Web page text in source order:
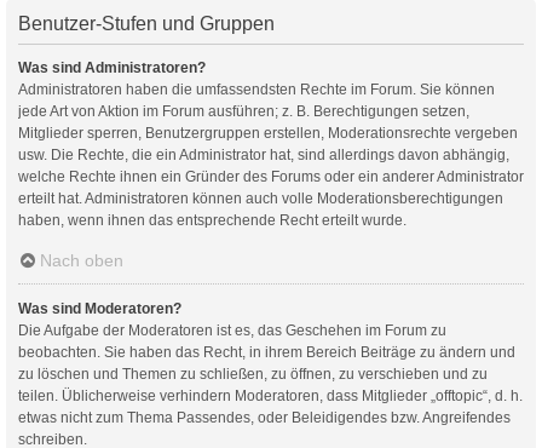
Benutzer-Stufen und Gruppen
Was sind Administratoren?
Administratoren haben die umfassendsten Rechte im Forum. Sie können
jede Art von Aktion im Forum ausführen; z. B. Berechtigungen setzen,
Mitglieder sperren, Benutzergruppen erstellen, Moderationsrechte vergeben
usw. Die Rechte, die ein Administrator hat, sind allerdings davon abhängig,
welche Rechte ihnen ein Gründer des Forums oder ein anderer Administrator
erteilt hat. Administratoren können auch volle Moderationsberechtigungen
haben, wenn ihnen das entsprechende Recht erteilt wurde.
Nach oben
Was sind Moderatoren?
Die Aufgabe der Moderatoren ist es, das Geschehen im Forum zu
beobachten. Sie haben das Recht, in ihrem Bereich Beiträge zu ändern und
zu löschen und Themen zu schließen, zu öffnen, zu verschieben und zu
teilen. Üblicherweise verhindern Moderatoren, dass Mitglieder „offtopic“, d. h.
etwas nicht zum Thema Passendes, oder Beleidigendes bzw. Angreifendes
schreiben.